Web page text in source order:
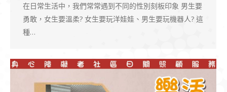
在日常生活中，我們常常遇到不同的性別刻板印象 男生要
勇敢，女生要溫柔? 女生要玩洋娃娃、男生要玩機器人? 這
種…